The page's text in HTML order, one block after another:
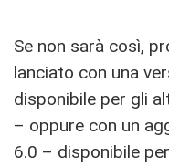
Se non sarà così,
lanciato con una
disponibile per gli
– oppure con un
6.0 – disponibile